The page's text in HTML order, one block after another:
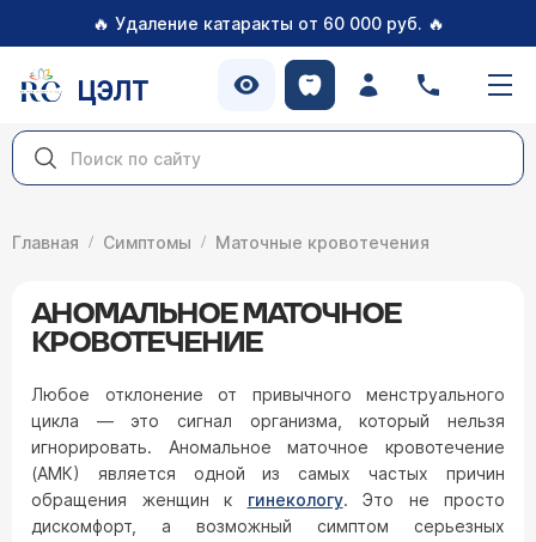
🔥 Удаление катаракты от 60 000 руб. 🔥
ЦЭЛТ
Главная Симптомы Маточные кровотечения
АНОМАЛЬНОЕ МАТОЧНОЕ
КРОВОТЕЧЕНИЕ
Любое отклонение от привычного менструального
цикла — это сигнал организма, который нельзя
игнорировать. Аномальное маточное кровотечение
(АМК) является одной из самых частых причин
обращения женщин к гинекологу. Это не просто
дискомфорт, а возможный симптом серьезных